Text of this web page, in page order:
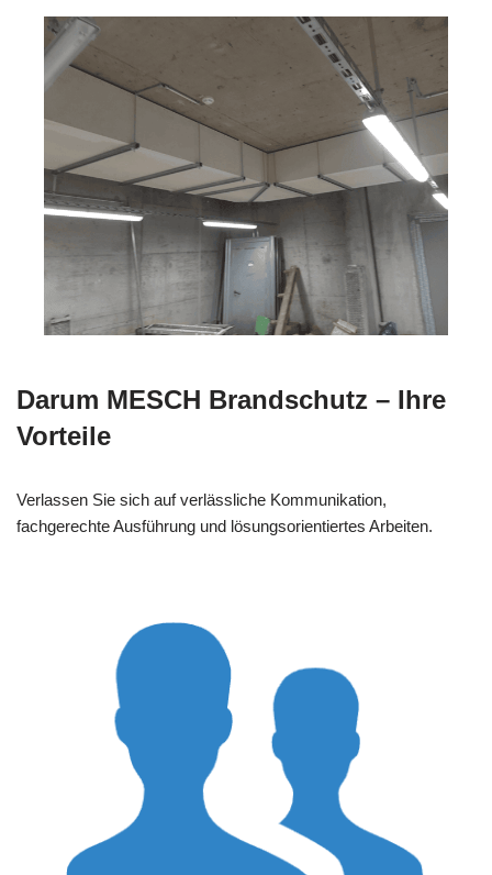
Darum MESCH Brandschutz – Ihre
Vorteile
Verlassen Sie sich auf verlässliche Kommunikation,
fachgerechte Ausführung und lösungsorientiertes Arbeiten.